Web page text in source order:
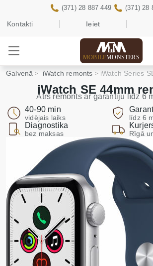
Kontakti Ieiet
(371) 28 887 449 (371) 28
MOBILEMONSTERS
Galvenā iWatch remonts iWatch Series
iWatch SE 44mm
Ātrs remonts ar garantiju līdz 6
40-90 min
vidējais laiks līdz 6
Diagnostika
bez maksas Rīgā